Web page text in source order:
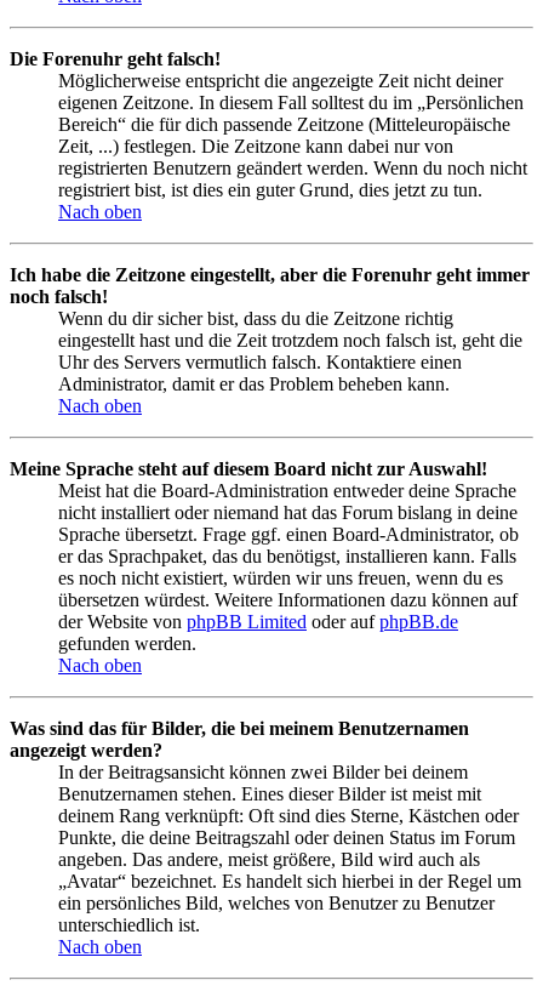
Die Forenuhr geht falsch!
Möglicherweise entspricht die angezeigte Zeit nicht deiner
eigenen Zeitzone. In diesem Fall solltest du im „Persönlichen
Bereich“ die für dich passende Zeitzone (Mitteleuropäische
Zeit, ...) festlegen. Die Zeitzone kann dabei nur von
registrierten Benutzern geändert werden. Wenn du noch nicht
registriert bist, ist dies ein guter Grund, dies jetzt zu tun.
Nach oben
Ich habe die Zeitzone eingestellt, aber die Forenuhr geht immer
noch falsch!
Wenn du dir sicher bist, dass du die Zeitzone richtig
eingestellt hast und die Zeit trotzdem noch falsch ist, geht die
Uhr des Servers vermutlich falsch. Kontaktiere einen
Administrator, damit er das Problem beheben kann.
Nach oben
Meine Sprache steht auf diesem Board nicht zur Auswahl!
Meist hat die Board-Administration entweder deine Sprache
nicht installiert oder niemand hat das Forum bislang in deine
Sprache übersetzt. Frage ggf. einen Board-Administrator, ob
er das Sprachpaket, das du benötigst, installieren kann. Falls
es noch nicht existiert, würden wir uns freuen, wenn du es
übersetzen würdest. Weitere Informationen dazu können auf
der Website von phpBB Limited oder aufphpBB.de
gefunden werden.
Nach oben
Was sind das für Bilder, die bei meinem Benutzernamen
angezeigt werden?
In der Beitragsansicht können zwei Bilder bei deinem
Benutzernamen stehen. Eines dieser Bilder ist meist mit
deinem Rang verknüpft: Oft sind dies Sterne, Kästchen oder
Punkte, die deine Beitragszahl oder deinen Status im Forum
angeben. Das andere, meist größere, Bild wird auch als
„Avatar“ bezeichnet. Es handelt sich hierbei in der Regel um
ein persönliches Bild, welches von Benutzer zu Benutzer
unterschiedlich ist.
Nach oben